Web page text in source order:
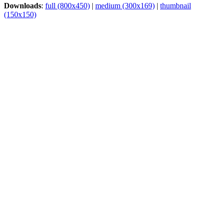
Downloads: full (800x450) | medium (300x169) | thumbnail
(150x150)